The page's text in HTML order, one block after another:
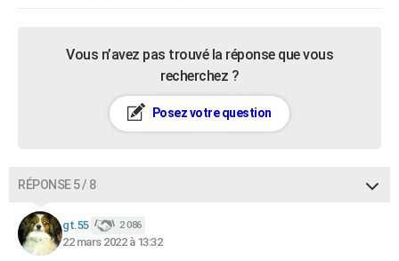
Vous n’avez pas trouvé la réponse que vous
recherchez ?
Posez votre question
RÉPONSE 5 / 8
gt.55 2 086
22 mars 2022 à 13:32